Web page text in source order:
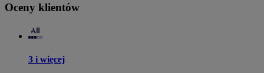
Oceny klientów
3 i więcej